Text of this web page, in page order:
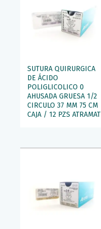
SUTURA QUIRURGICA
DE ÁCIDO
POLIGLICOLICO 0
AHUSADA GRUESA 1/2
CIRCULO 37 MM 75 CM
CAJA / 12 PZS ATRAMAT